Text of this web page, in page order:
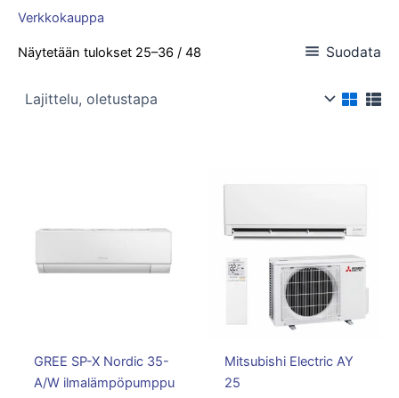
Verkkokauppa
Näytetään tulokset 25–36 / 48 Suodata
GREE SP-X Nordic 35-
A/W ilmalämpöpumppu
Mitsubishi Electric AY
25